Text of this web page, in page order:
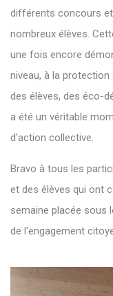
différents concours
nombreux élèves.
une fois encore
niveau, à la
des élèves, des éco-
a été un véritable
d'action collective.
Bravo à tous les
et des élèves qui ont
semaine placée sous
de l'engagement